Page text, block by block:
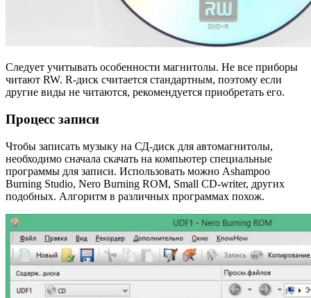
Следует учитывать особенности магнитолы. Не все приборы
читают RW. R-диск считается стандартным, поэтому если
другие виды не читаются, рекомендуется приобретать его.
Процесс записи
Чтобы записать музыку на СД-диск для автомагнитолы,
необходимо сначала скачать на компьютер специальные
программы для записи. Использовать можно Ashampoo
Burning Studio, Nero Burning ROM, Small CD-writer, других
подобных. Алгоритм в различных программах похож.